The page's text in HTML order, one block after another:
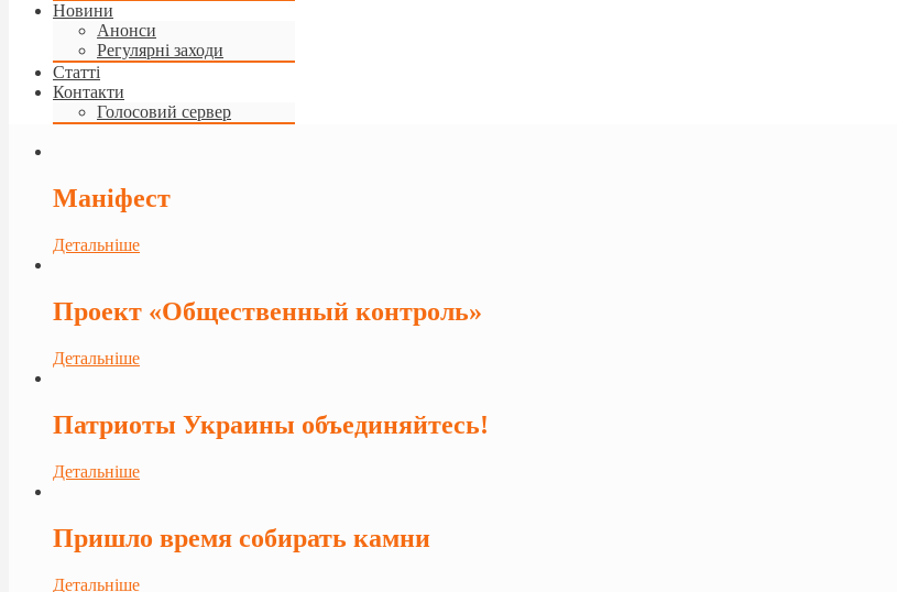
Новини
Анонси
Регулярні заходи
Статті
Контакти
Голосовий сервер
Маніфест
Детальніше
Проект «Общественный контроль»
Детальніше
Патриоты Украины объединяйтесь!
Детальніше
Пришло время собирать камни
Детальніше